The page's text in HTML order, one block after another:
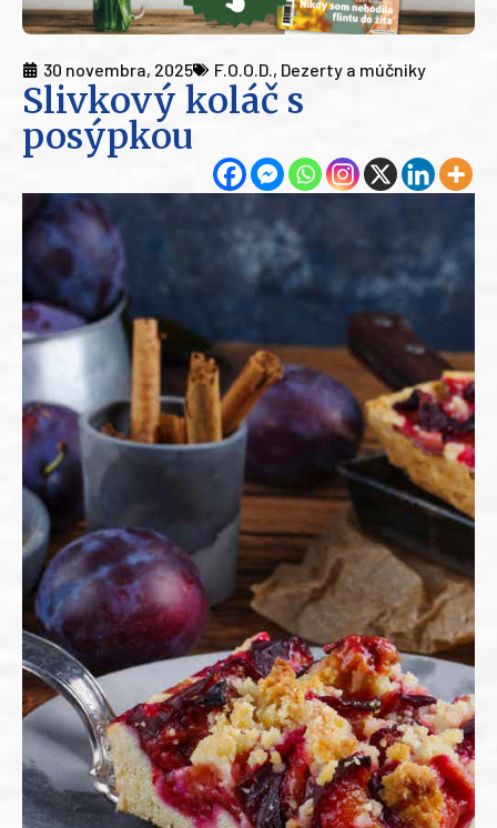
30 novembra, 2025 F.O.O.D., Dezerty a múčniky
Slivkový koláč s
posýpkou